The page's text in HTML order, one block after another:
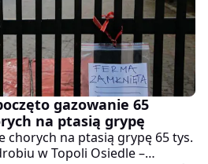
gazowanie 65
na ptasią grypę
chorych na ptasią grypę 65 tys.
w Topoli Osiedle –